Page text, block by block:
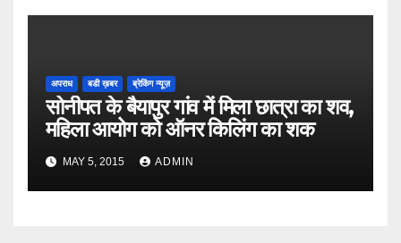
अपराध बडी ख़बर ब्रेकिंग न्यूज़
सोनीपत के बैयापुर गांव में मिला छात्रा का शव,
महिला आयोग को ऑनर किलिंग का शक
MAY 5, 2015 ADMIN